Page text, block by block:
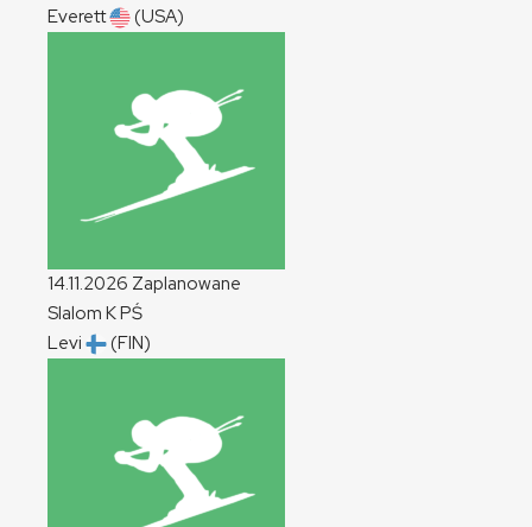
Everett
(USA)
14.11.2026 Zaplanowane
Slalom KPŚ
Levi
(FIN)